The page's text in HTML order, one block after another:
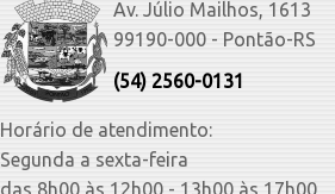
Av. Júlio Mailhos, 1613
99190-000 - Pontão-RS
(54) 2560-0131
Horário de atendimento:
Segunda a sexta-feira
das 8h00 às 12h00 - 13h00 às 17h00